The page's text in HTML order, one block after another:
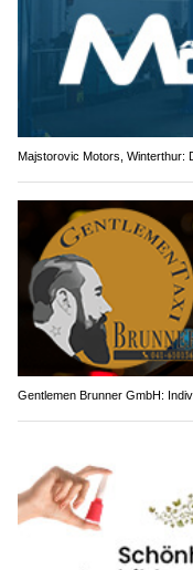
Majstorovic Motors, Winterthur:
Gentlemen Brunner GmbH: